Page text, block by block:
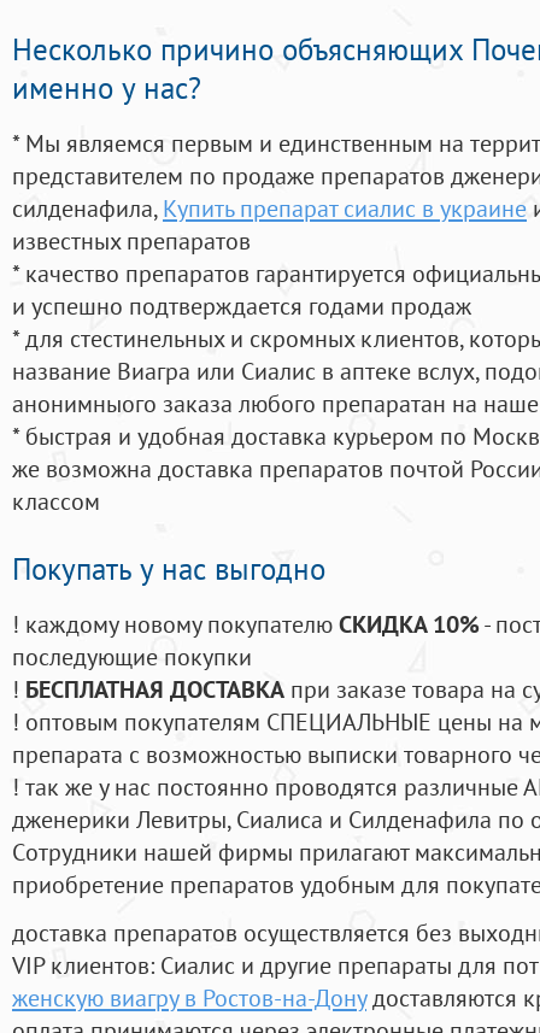
Несколько причино объясняющих
именно у нас?
* Мы являемся первым и единственным на
представителем по продаже препаратов
силденафила, Купить препарат сиалис в украине
известных препаратов
* качество препаратов гарантируется
и успешно подтверждается годами продаж
* для стестинельных и скромных клиентов,
название Виагра или Сиалис в аптеке вслух,
анонимныого заказа любого препаратан на
* быстрая и удобная доставка курьером по
же возможна доставка препаратов почтой
классом
Покупать у нас выгодно
! каждому новому покупателюСКИДКА 10%-
последующие покупки
! БЕСПЛАТНАЯ ДОСТАВКА при заказе товара на
! оптовым покупателям СПЕЦИАЛЬНЫЕ цены на
препарата с возможностью выписки товарного
! так же у нас постоянно проводятся
дженерики Левитры, Сиалиса и Силденафила по
Cотрудники нашей фирмы прилагают
приобретение препаратов удобным для
доставка препаратов осуществляется без
VIP клиентов: Сиалис и другие препараты для
женскую виагру в Ростов-на-Донудоставляются